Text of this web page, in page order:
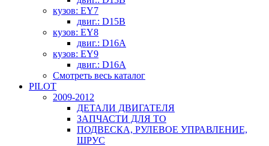
кузов: EY7
двиг.: D15B
кузов: EY8
двиг.: D16A
кузов: EY9
двиг.: D16A
Смотреть весь каталог
PILOT
2009-2012
ДЕТАЛИ ДВИГАТЕЛЯ
ЗАПЧАСТИ ДЛЯ ТО
ПОДВЕСКА, РУЛЕВОЕ УПРАВЛЕНИЕ,
ШРУС